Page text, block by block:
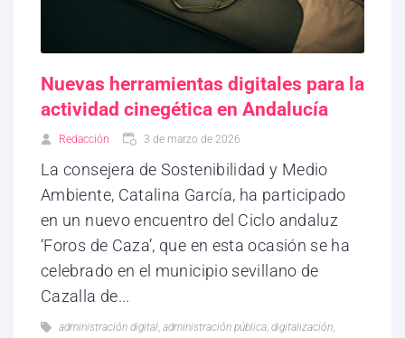
Nuevas herramientas digitales para la
actividad cinegética en Andalucía
Redacción 3 de marzo de 2026
La consejera de Sostenibilidad y Medio
Ambiente, Catalina García, ha participado
en un nuevo encuentro del Ciclo andaluz
‘Foros de Caza’, que en esta ocasión se ha
celebrado en el municipio sevillano de
Cazalla de...
administración digital, administración pública, digitalización,